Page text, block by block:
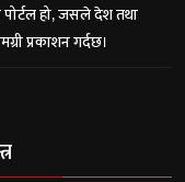
हो, जसले देश तथा
प्रकाशन गर्दछ।